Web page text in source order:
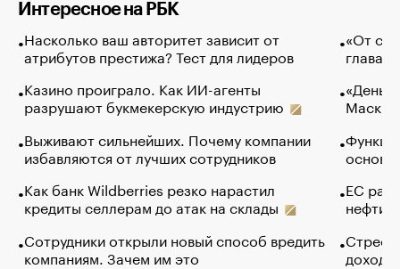
Интересное на РБК
Насколько ваш авторитет зависит от
атрибутов престижа? Тест для лидеров
Казино проиграло. Как ИИ-агенты
разрушают букмекерскую индустрию
Выживают сильнейших. Почему компании
избавляются от лучших сотрудников
Как банк Wildberries резко нарастил
кредиты селлерам до атак на склады
Сотрудники открыли новый способ вредить
компаниям. Зачем им это
«От
глава
Маск в
основ
ЕС
нефти